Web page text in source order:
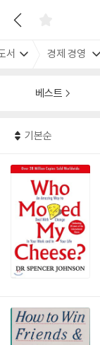
서 경제 경영
베스트
기본순